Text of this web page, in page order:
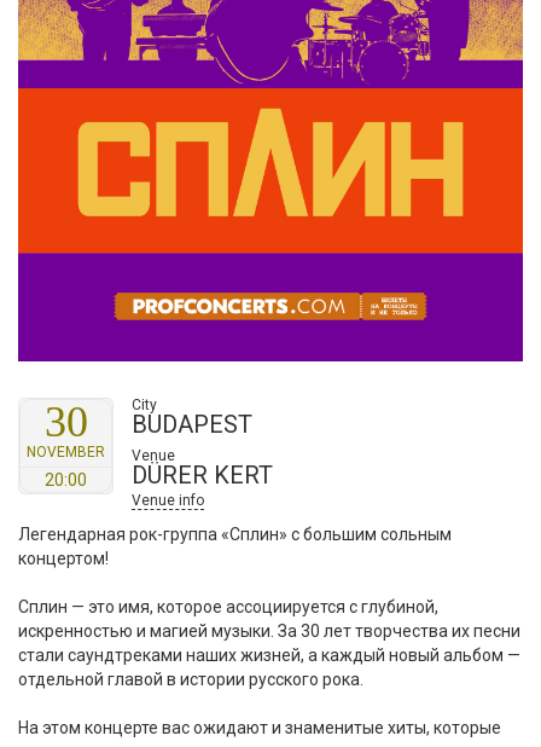
30
NOVEMBER
20:00
City
BUDAPEST
Venue
DÜRER KERT
Venue info
Легендарная рок-группа «Сплин» с большим сольным
концертом!
Сплин — это имя, которое ассоциируется с глубиной,
искренностью и магией музыки. За 30 лет творчества их песни
стали саундтреками наших жизней, а каждый новый альбом —
отдельной главой в истории русского рока.
На этом концерте вас ожидают и знаменитые хиты, которые